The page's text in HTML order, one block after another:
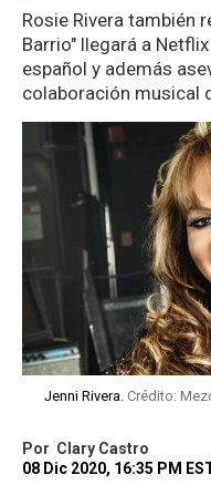
Rosie Rivera también
Barrio" llegará a
español y además
colaboración musical
Jenni Rivera. Crédito:
Por Clary Castro
08 Dic 2020, 16:35 PM